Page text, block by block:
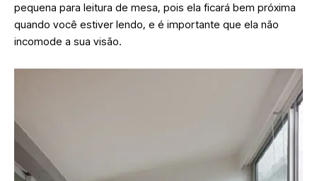
pequena para leitura de mesa, pois ela ficará bem próxima
quando você estiver lendo, e é importante que ela não
incomode a sua visão.